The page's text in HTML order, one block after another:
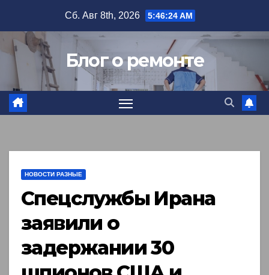
содержимому
Сб. Авг 8th, 2026 5:46:25 AM
Блог о ремонте
НОВОСТИ РАЗНЫЕ
Спецслужбы Ирана
заявили о
задержании 30